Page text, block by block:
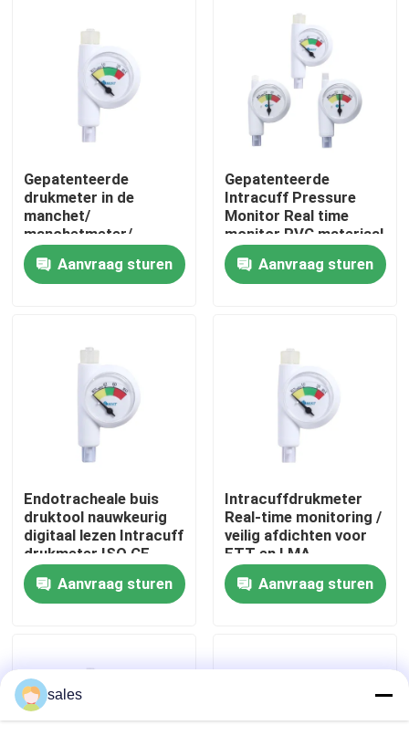
Thuis
Producten
Over ons
Fabrieksreis
Kwaliteitscontrole
Contacteer ons
ET Buisluchtroute
Laryngeal Maskerluchtroute
Gepatenteerde
drukmeter in de
manchet/
manchetmeter/
lumerconnector/
klasse I CE ISO13485
gecertificeerd
Aanvraag sturen
Gepatenteerde
Intracuff Pressure
Monitor Real time
monitor PVC materiaal
CE-marker Aanbod
OEM ODMAanvraag sturen
Endotracheale buis
druktool nauwkeurig
digitaal lezen Intracuff
drukmeter ISO CE
gecertificeerd
Aanvraag sturen
Intracuffdrukmeter
Real-time monitoring /
veilig afdichten voor
ETT en LMA
Aanvraag sturen
sales